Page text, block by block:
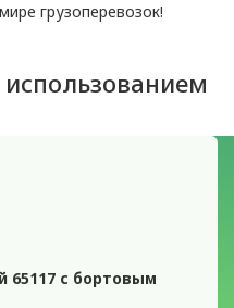
грузоперевозок!
65117 с бортовым